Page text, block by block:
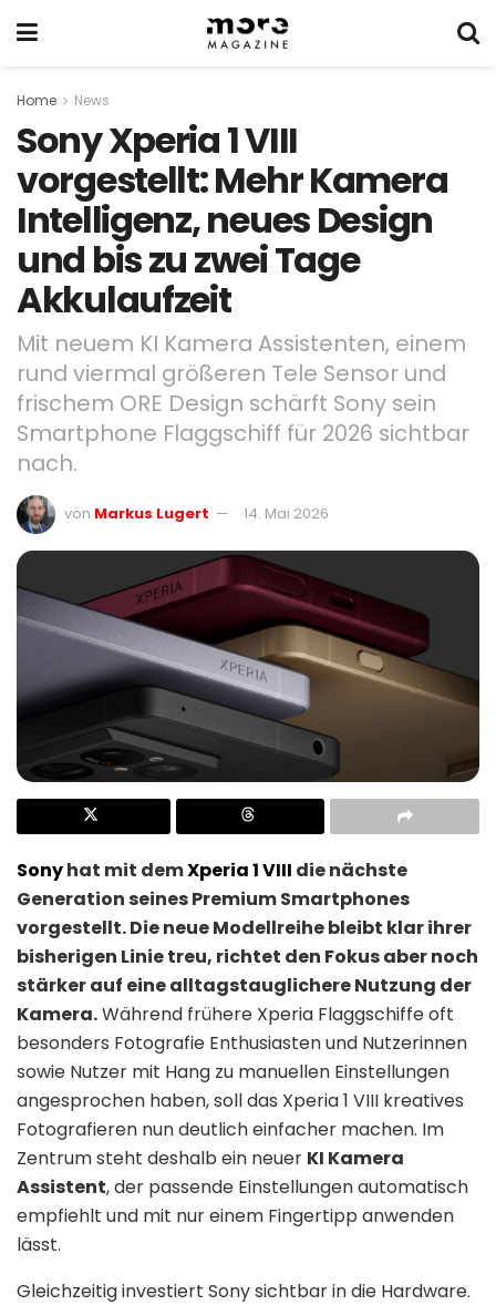
Home News
Sony Xperia 1 VIII
vorgestellt: Mehr Kamera
Intelligenz, neues Design
und bis zu zwei Tage
Akkulaufzeit
Mit neuem KI Kamera Assistenten, einem
rund viermal größeren Tele Sensor und
frischem ORE Design schärft Sony sein
Smartphone Flaggschiff für 2026 sichtbar
nach.
von Markus Lugert 14. Mai 2026
Sonyhat mit demXperia 1 VIII die nächste
Generation seines Premium Smartphones
vorgestellt. Die neue Modellreihe bleibt klar ihrer
bisherigen Linie treu, richtet den Fokus aber noch
stärker auf eine alltagstauglichere Nutzung der
Kamera.Während frühere Xperia Flaggschiffe oft
besonders Fotografie Enthusiasten und Nutzerinnen
sowie Nutzer mit Hang zu manuellen Einstellungen
angesprochen haben, soll das Xperia 1 VIII kreatives
Fotografieren nun deutlich einfacher machen. Im
Zentrum steht deshalb ein neuer KI Kamera
Assistent, der passende Einstellungen automatisch
empfiehlt und mit nur einem Fingertipp anwenden
lässt.
Gleichzeitig investiert Sony sichtbar in die Hardware.